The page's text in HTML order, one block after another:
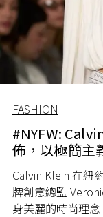
FASHION
#NYFW:
佈，以極簡主
Calvin Klein 在紐
牌創意總監
身美麗的時尚理